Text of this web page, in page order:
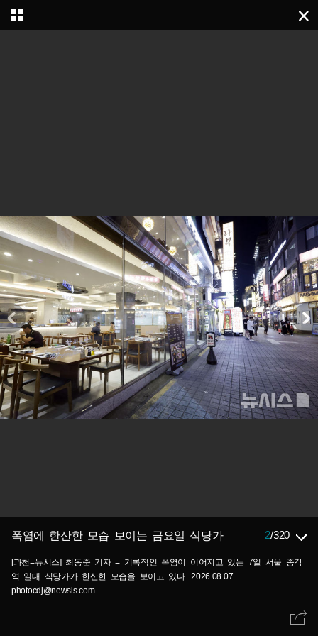
폭염에 한산한 모습 보이는 금요일 식당가 2/320
[과천=뉴시스] 최동준 기자 = 기록적인 폭염이 이어지고 있는 7일 서울 종각
역 일대 식당가가 한산한 모습을 보이고 있다. 2026.08.07.
photocdj@newsis.com